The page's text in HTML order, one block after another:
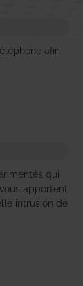
afin
qui
apportent
intrusion de